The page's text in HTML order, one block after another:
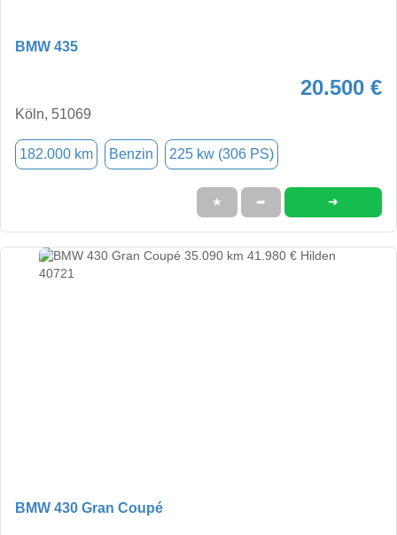
BMW 435
20.500 €
Köln, 51069
182.000 km Benzin 225 kw (306 PS)
★ ➦ ➜
BMW 430 Gran Coupé